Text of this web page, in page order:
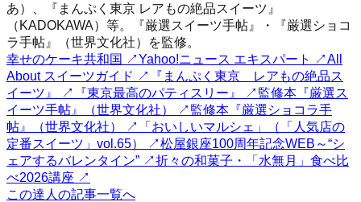
あ）、『まんぷく東京 レアもの絶品スイーツ』
（KADOKAWA）等。『厳選スイーツ手帖』・『厳選ショコ
ラ手帖』（世界文化社）を監修。
幸せのケーキ共和国 ↗Yahoo!ニュース エキスパート ↗All
About スイーツガイド ↗
『まんぷく東京 レアもの絶品ス
イーツ』
↗ 『東京最高のパティスリー』 ↗ 監修本『厳選ス
イーツ手帖』（世界文化社）
↗ 監修本『厳選ショコラ手
帖』（世界文化社）
↗
「おいしいマルシェ」（「人気店の
定番スイーツ」vol.65）
↗松屋銀座100周年記念WEB～“シ
ェアするバレンタイン” ↗折々の和菓子・「水無月」食べ比
べ2026講座 ↗
この達人の記事一覧へ